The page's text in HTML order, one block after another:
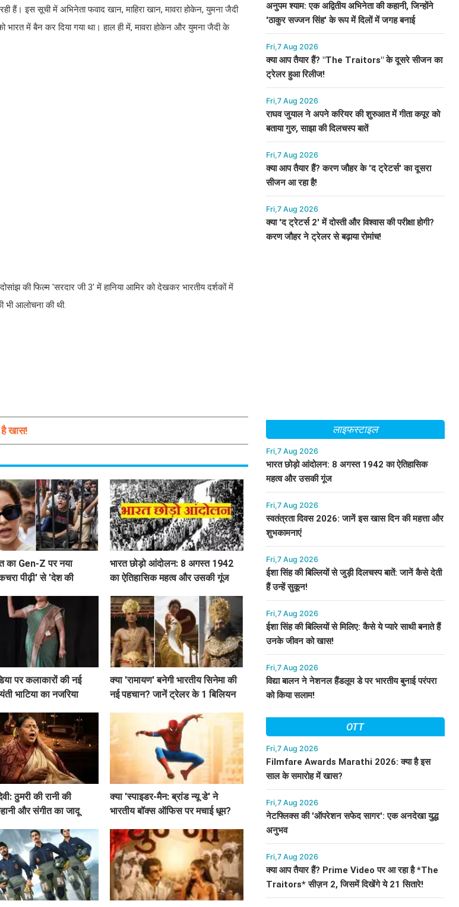
हैं। इस सूची में अभिनेता फवाद खान, माहिरा खान, मावरा होकेन, युमना जैदी
में बैन कर दिया गया था। हाल ही में, मावरा होकेन और युमना जैदी के
की फिल्म 'सरदार जी 3' में हानिया आमिर को देखकर भारतीय दर्शकों में
भी आलोचना की थी.
खास!
का Gen-Z पर नया
पीढ़ी' से 'देश की
भारत छोड़ो आंदोलन: 8 अगस्त 1942
का ऐतिहासिक महत्व और उसकी गूंज
पर कलाकारों की नई
भाटिया का नजरिया
क्या 'रामायण' बनेगी भारतीय सिनेमा की
नई पहचान? जानें ट्रेलर के 1 बिलियन
ठुमरी की रानी की
और संगीत का जादू
क्या 'स्पाइडर-मैन: ब्रांड न्यू डे' ने
भारतीय बॉक्स ऑफिस पर मचाई धूम?
अनुपम श्याम: एक अद्वितीय अभिनेता की कहानी, जिन्होंने
'ठाकुर सज्जन सिंह' के रूप में दिलों में जगह बनाई
Fri,7 Aug 2026
क्या आप तैयार हैं? "The Traitors" के दूसरे सीजन का
ट्रेलर हुआ रिलीज!
Fri,7 Aug 2026
राघव जुयाल ने अपने करियर की शुरुआत में गीता कपूर को
बताया गुरु, साझा की दिलचस्प बातें
Fri,7 Aug 2026
क्या आप तैयार हैं? करण जौहर के 'द ट्रेटर्स' का दूसरा
सीजन आ रहा है!
Fri,7 Aug 2026
क्या 'द ट्रेटर्स 2' में दोस्ती और विश्वास की परीक्षा होगी?
करण जौहर ने ट्रेलर से बढ़ाया रोमांच!
लाइफस्टाइल
Fri,7 Aug 2026
भारत छोड़ो आंदोलन: 8 अगस्त 1942 का ऐतिहासिक
महत्व और उसकी गूंज
Fri,7 Aug 2026
स्वतंत्रता दिवस 2026: जानें इस खास दिन की महत्ता और
शुभकामनाएं
Fri,7 Aug 2026
ईशा सिंह की बिल्लियों से जुड़ी दिलचस्प बातें: जानें कैसे देती
हैं उन्हें सुकून!
Fri,7 Aug 2026
ईशा सिंह की बिल्लियों से मिलिए: कैसे ये प्यारे साथी बनाते हैं
उनके जीवन को खास!
Fri,7 Aug 2026
विद्या बालन ने नेशनल हैंडलूम डे पर भारतीय बुनाई परंपरा
को किया सलाम!
OTT
Fri,7 Aug 2026
Filmfare Awards Marathi 2026: क्या है इस
साल के समारोह में खास?
Fri,7 Aug 2026
नेटफ्लिक्स की 'ऑपरेशन सफेद सागर': एक अनदेखा युद्ध
अनुभव
Fri,7 Aug 2026
क्या आप तैयार हैं? Prime Video पर आ रहा है *The
Traitors* सीज़न 2, जिसमें दिखेंगे ये 21 सितारे!